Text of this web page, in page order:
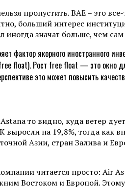
пропустить. BAE – это
больший интерес
иногда значат больше, чем
фактор якорного иностранного
float). Рост free float — это окно
это может повысить
то видно, куда ветер
на 19,8%, тогда как
Азии, стран Залива и
читается просто:
Востоком и Европой.